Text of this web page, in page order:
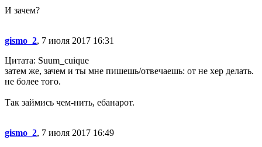
И зачем?
gismo_2, 7 июля 2017 16:31
Цитата: Suum_cuique
затем же, зачем и ты мне пишешь/отвечаешь: от не хер делать.
не более того.
Так займись чем-нить, ебанарот.
gismo_2, 7 июля 2017 16:49